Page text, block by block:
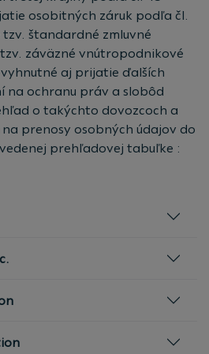
osobitných záruk podľa čl.
tzv. štandardné zmluvné
záväzné vnútropodnikové
aj prijatie ďalších
na ochranu práv a slobôd
o takýchto dovozcoch a
prenosy osobných údajov do
prehľadovej tabuľke :